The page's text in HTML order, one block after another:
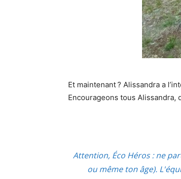
Et maintenant ? Alissandra a
Encourageons tous Alissandra,
Attention, Éco Héros : ne
ou même ton âge).